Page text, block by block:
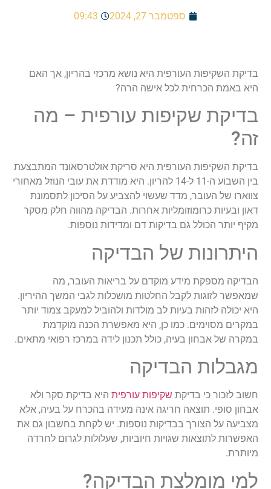
ספטמבר 27, 2024 09:43
בדיקת השקיפות העורפית היא נושא מרכזי בהריון, אך האם
היא באמת הכרחית לכל אישה הרה?
בדיקת שקיפות עורפית – מה
זה?
בדיקת השקיפות העורפית היא סריקת אולטרסאונד המתבצעת
בין השבוע ה-11 ל-14 להריון. היא מודדת את עובי הנוזל מאחורי
צווארו של העובר, מדד שעשוי להצביע על הסיכון לתסמונת
דאון ובעיות כרומוזומליות אחרות. הבדיקה מהווה חלק מסקר
מקיף יותר הכולל גם בדיקות דם ומדידות נוספות.
היתרונות של הבדיקה
הבדיקה מספקת מידע מוקדם על בריאות העובר, מה
שמאפשר לזוגות לקבל החלטות מושכלות לגבי המשך ההיריון.
היא יכולה לזהות בעיות לב מולדות ולהוביל למעקב צמוד יותר
במקרים מסוימים. כמו כן, היא מאפשרת הכנה מוקדמת
במקרה של אבחון בעיה, כולל תכנון לידה במרכז רפואי מתאים.
מגבלות הבדיקה
חשוב לזכור כי בדיקת שקיפות עורפית היא בדיקת סקר ולא
אבחון סופי. תוצאה חריגה אינה מעידה בהכרח על בעיה, אלא
מצביעה על הצורך בבדיקות נוספות. יש לקחת בחשבון גם את
האפשרות לתוצאות שגויות חיוביות, שעלולות לגרום לחרדה
מיותרת.
למי מומלצת הבדיקה?